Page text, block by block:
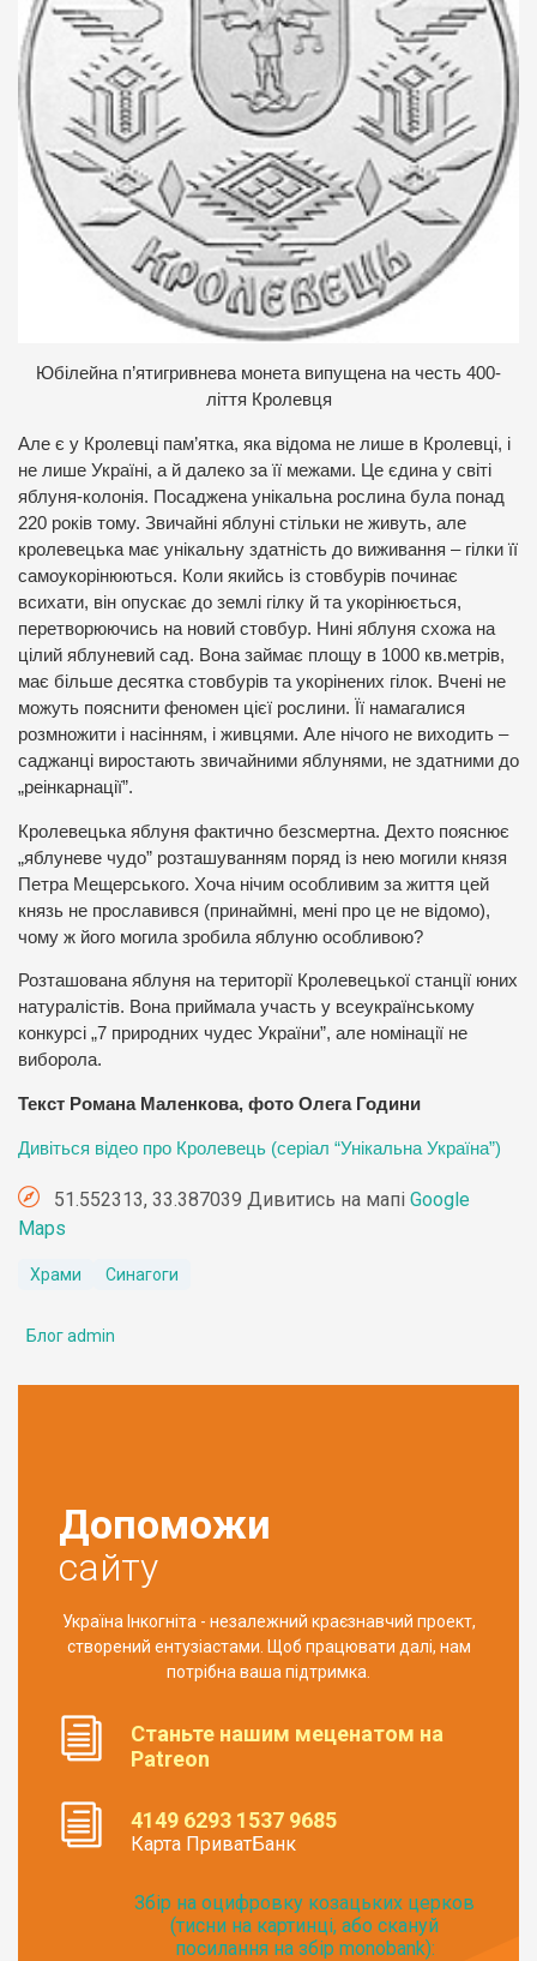
Юбілейна п’ятигривнева монета випущена на честь 400-
ліття Кролевця
Але є у Кролевці пам’ятка, яка відома не лише в Кролевці, і
не лише Україні, а й далеко за її межами. Це єдина у світі
яблуня-колонія. Посаджена унікальна рослина була понад
220 років тому. Звичайні яблуні стільки не живуть, але
кролевецька має унікальну здатність до виживання – гілки її
самоукорінюються. Коли якийсь із стовбурів починає
всихати, він опускає до землі гілку й та укорінюється,
перетворюючись на новий стовбур. Нині яблуня схожа на
цілий яблуневий сад. Вона займає площу в 1000 кв.метрів,
має більше десятка стовбурів та укорінених гілок. Вчені не
можуть пояснити феномен цієї рослини. Її намагалися
розмножити і насінням, і живцями. Але нічого не виходить –
саджанці виростають звичайними яблунями, не здатними до
„реінкарнації”.
Кролевецька яблуня фактично безсмертна. Дехто пояснює
„яблуневе чудо” розташуванням поряд із нею могили князя
Петра Мещерського. Хоча нічим особливим за життя цей
князь не прославився (принаймні, мені про це не відомо),
чому ж його могила зробила яблуню особливою?
Розташована яблуня на території Кролевецької станції юних
натуралістів. Вона приймала участь у всеукраїнському
конкурсі „7 природних чудес України”, але номінації не
виборола.
Текст Романа Маленкова, фото Олега Години
Дивіться відео про Кролевець (серіал “Унікальна Україна”)
51.552313, 33.387039 Дивитись на мапі Google
Maps
Храми Синагоги
Блог admin
Допоможи
сайту
Україна Інкогніта - незалежний краєзнавчий проект,
створений ентузіастами. Щоб працювати далі, нам
потрібна ваша підтримка.
Станьте нашим меценатом на
Patreon
4149 6293 1537 9685
Карта ПриватБанк
Збір на оцифровку козацьких церков
(тисни на картинці, або скануй
посилання на збір monobank):